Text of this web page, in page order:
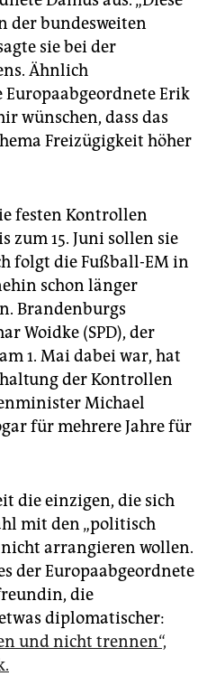
der bundesweiten
sie bei der
Ähnlich
Erik
wünschen, dass das
Freizügigkeit höher
festen Kontrollen
zum 15. Juni sollen sie
folgt die Fußball-EM in
schon länger
Brandenburgs
Woidke (SPD), der
1. Mai dabei war, hat
der Kontrollen
Michael
für mehrere Jahre für
die einzigen, die sich
mit den „politisch
arrangieren wollen.
der Europaabgeordnete
die
diplomatischer:
und nicht trennen“,